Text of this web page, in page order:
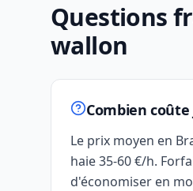
Questions
wallon
Combien
Le prix moyen en
haie 35-60 €/h.
d'économiser en